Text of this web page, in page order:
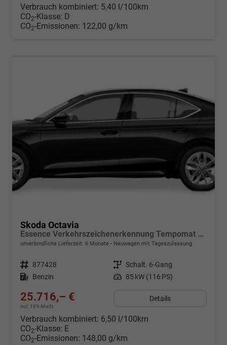
Verbrauch kombiniert: 5,40 l/100km
CO2-Klasse: D
CO2-Emissionen: 122,00 g/km
Skoda Octavia
Essence Verkehrszeichenerkennung Tempomat 2-Zonen Klimaauto. LED-Scheinwerfer
unverbindliche Lieferzeit: 6 Monate Neuwagen mit Tageszulassung
Fahrzeugnr. 877428 Getriebe Schalt. 6-Gang
Kraftstoff Benzin Leistung 85 kW (116 PS)
25.716,– €
incl. 19% MwSt.
Details
Verbrauch kombiniert: 6,50 l/100km
CO2-Klasse: E
CO2-Emissionen: 148,00 g/km